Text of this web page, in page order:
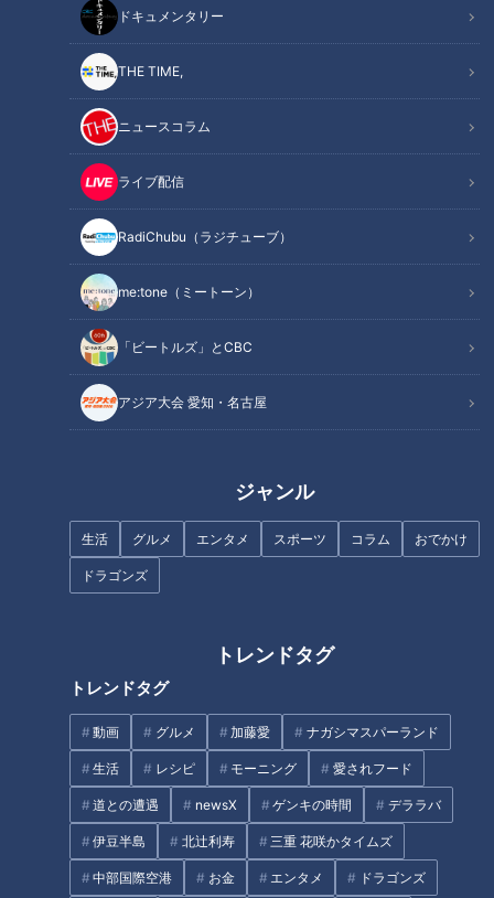
ドキュメンタリー
THE TIME,
ニュースコラム
ライブ配信
RadiChubu（ラジチューブ）
me:tone（ミートーン）
「ビートルズ」とCBC
アジア大会 愛知・名古屋
ジャンル
生活 グルメ エンタメ スポーツ コラム おでかけ
ドラゴンズ
トレンドタグ
トレンドタグ
動画 グルメ 加藤愛 ナガシマスパーランド
生活 レシピ モーニング 愛されフード
道との遭遇 newsX ゲンキの時間 デララバ
伊豆半島 北辻利寿 三重 花咲かタイムズ
中部国際空港 お金 エンタメ ドラゴンズ
この記事を見たあなたへのおすすめ
「包丁いらずのふわとろオムラ
イス」の作り方【キユーピー３
分クッキング】
「キムチクリームパスタ」の作
り方【キユーピー３分クッキン
グ】
「かぼちゃの甘辛煮 鶏そぼろあ
ん」の作り方【キユーピー３分
「キャロットラペとツナのサン
ドイッチ」の作り方【キユーピ
り方【キユーピー３分クッキン
【キユーピー３分クッキング】
タグ
オススメ関連コンテンツ